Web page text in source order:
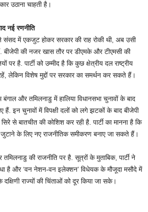
उठाना चाहती है।
नई रणनीति
संसद में एकजुट होकर सरकार की राह रोकी थी, अब उसी
बीजेपी की नजर खास तौर पर डीएमके और टीएमसी की
पर है. पार्टी को उम्मीद है कि कुछ क्षेत्रीय दल राष्ट्रीय
लेकिन विशेष मुद्दों पर सरकार का समर्थन कर सकते हैं।
और तमिलनाडु में हालिया विधानसभा चुनावों के बाद
हैं. इन चुनावों में विपक्षी दलों को लगे झटकों के बाद बीजेपी
से बातचीत की कोशिश कर रही है. पार्टी का मानना है कि
के लिए नए राजनीतिक समीकरण बनाए जा सकते हैं।
की राजनीति पर है. सूत्रों के मुताबिक, पार्टी ने
है और ‘वन नेशन-वन इलेक्शन’ विधेयक के मौजूदा मसौदे में
राज्यों की चिंताओं को दूर किया जा सके।